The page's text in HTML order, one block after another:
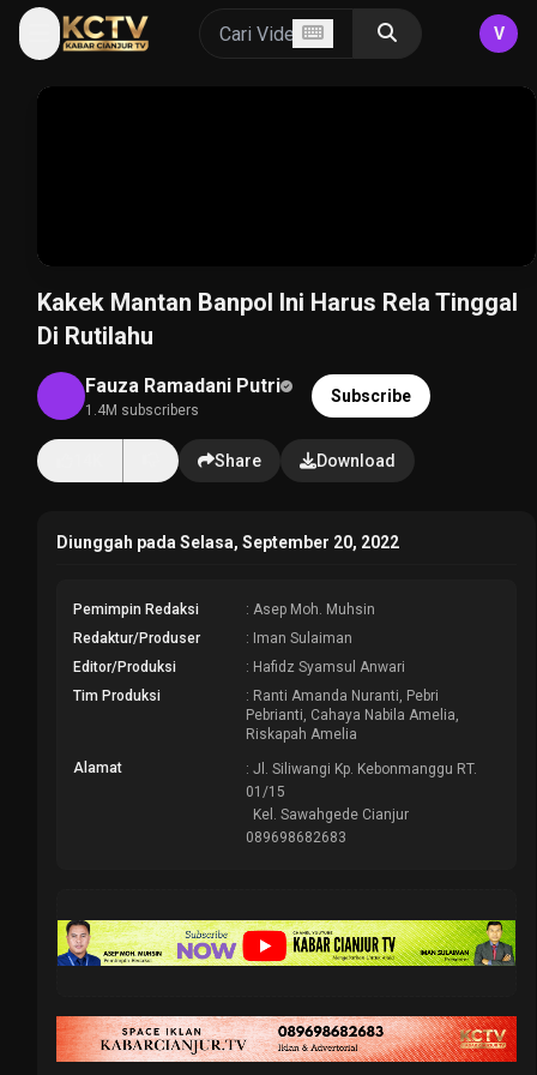
V
Kakek Mantan Banpol Ini Harus Rela Tinggal
Di Rutilahu
Fauza Ramadani Putri
1.4M subscribers
Subscribe
Share Download
Diunggah pada Selasa, September 20, 2022
Pemimpin Redaksi
: Asep Moh. Muhsin
Redaktur/Produser
: Iman Sulaiman
Editor/Produksi
: Hafidz Syamsul Anwari
Tim Produksi
: Ranti Amanda Nuranti, Pebri
Pebrianti, Cahaya Nabila Amelia,
Riskapah Amelia
Alamat
: Jl. Siliwangi Kp. Kebonmanggu RT.
01/15
Kel. Sawahgede Cianjur
089698682683